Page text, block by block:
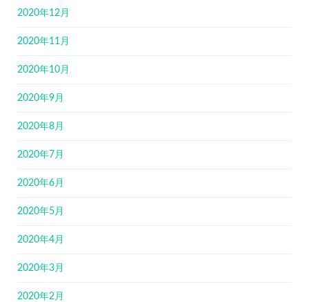
2020年12月
2020年11月
2020年10月
2020年9月
2020年8月
2020年7月
2020年6月
2020年5月
2020年4月
2020年3月
2020年2月